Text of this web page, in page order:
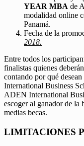
YEAR MBA de
modalidad online
Panamá.
Fecha de la
2018.
Entre todos los
finalistas quienes
contando por qué
International Business
ADEN International
escoger al ganador de la
medias becas.
LIMITACIONES